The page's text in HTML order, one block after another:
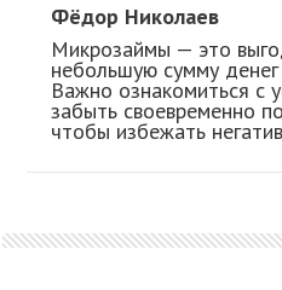
Фёдор Николаев
Микрозаймы — это
небольшую сумму
Важно ознакомиться с
забыть своевременно
чтобы избежать